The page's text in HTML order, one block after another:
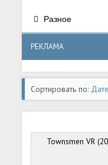
Разное
РЕКЛАМА
Сортировать по: Дате
Комментариям·
Townsmen VR